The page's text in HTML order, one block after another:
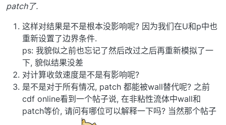
patch了.
这样对结果是不是根本没影响呢? 因为我们在U和p中也
重新设置了边界条件.
ps: 我貌似之前也忘记了然后改过之后再重新模拟了一
下, 貌似结果没差
对计算收敛速度是不是有影响呢?
是不是对于所有情况, patch 都能被wall替代呢? 之前
cdf online看到一个帖子说, 在非粘性流体中wall和
patch等价, 请问有哪位可以解释一下吗? 当然那个帖子